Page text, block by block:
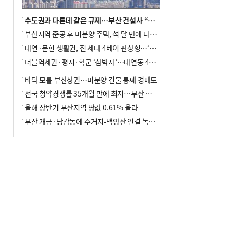
수도권과 다른데 같은 규제…부산 건설사 “쓰러지기 직전”
부산지역 준공 후 미분양 주택, 석 달 만에 다시 3000가구 넘어서
대연·문현 생활권, 전 세대 4베이 판상형…‘더샵 트리센트’ 내달 분양
더블역세권·평지·학군 ‘삼박자’…대연동 42층 브랜드 단지
바닥 모를 부산상권…미분양 건물 통째 경매도
전국 청약경쟁률 35개월 만에 최저…부산 미분양 ‘적체’ 심화
올해 상반기 부산지역 땅값 0.61% 올라
부산 개금·당감동에 주거지-백양산 연결 녹지 조성